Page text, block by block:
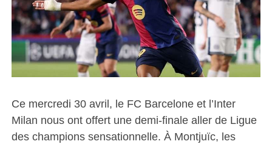
Ce mercredi 30 avril, le FC Barcelone et l’Inter
Milan nous ont offert une demi-finale aller de Ligue
des champions sensationnelle. À Montjuïc, les